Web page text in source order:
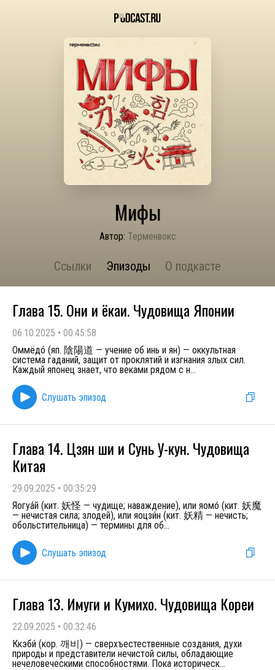
Мифы
Автор: Терменвокс
Ссылки Эпизоды О подкасте
Глава 15. Они и ёкаи. Чудовища Японии
06.10.2025 • 00:45:58
Оммёдó (яп. 陰陽道 — учение об инь и ян) — оккультная
система гаданий, защит от проклятий и изгнания злых сил.
Каждый японец знает, что веками рядом с н...
Слушать эпизод
Глава 14. Цзян ши и Сунь У-кун. Чудовища
Китая
29.09.2025 • 00:35:29
Яогуа́й (кит. 妖怪 — чудище; наваждение), или яомó (кит. 妖魔
— нечистая сила; злодей), или яоцзи́н (кит. 妖精 — нечисть;
обольстительница) — термины для об...
Слушать эпизод
Глава 13. Имуги и Кумихо. Чудовища Кореи
22.09.2025 • 00:32:46
Ккэби́ (кор. 깨비) — сверхъестественные создания, духи
природы и представители нечистой силы, обладающие
нечеловеческими способностями. Пока историческ...